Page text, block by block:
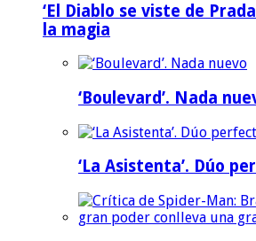
‘El Diablo se viste de
la magia
‘Boulevard’. Nada
‘La Asistenta’. Dúo